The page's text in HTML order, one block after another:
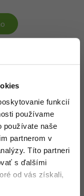
funkcií
používame
používate naše
partnerom v
Títo partneri
s ďalšími
od vás získali,
vo VB.NET